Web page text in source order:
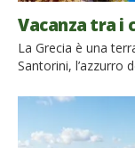
Vacanza tra i
La Grecia è una
Santorini, l’azzurro
il rosso dei